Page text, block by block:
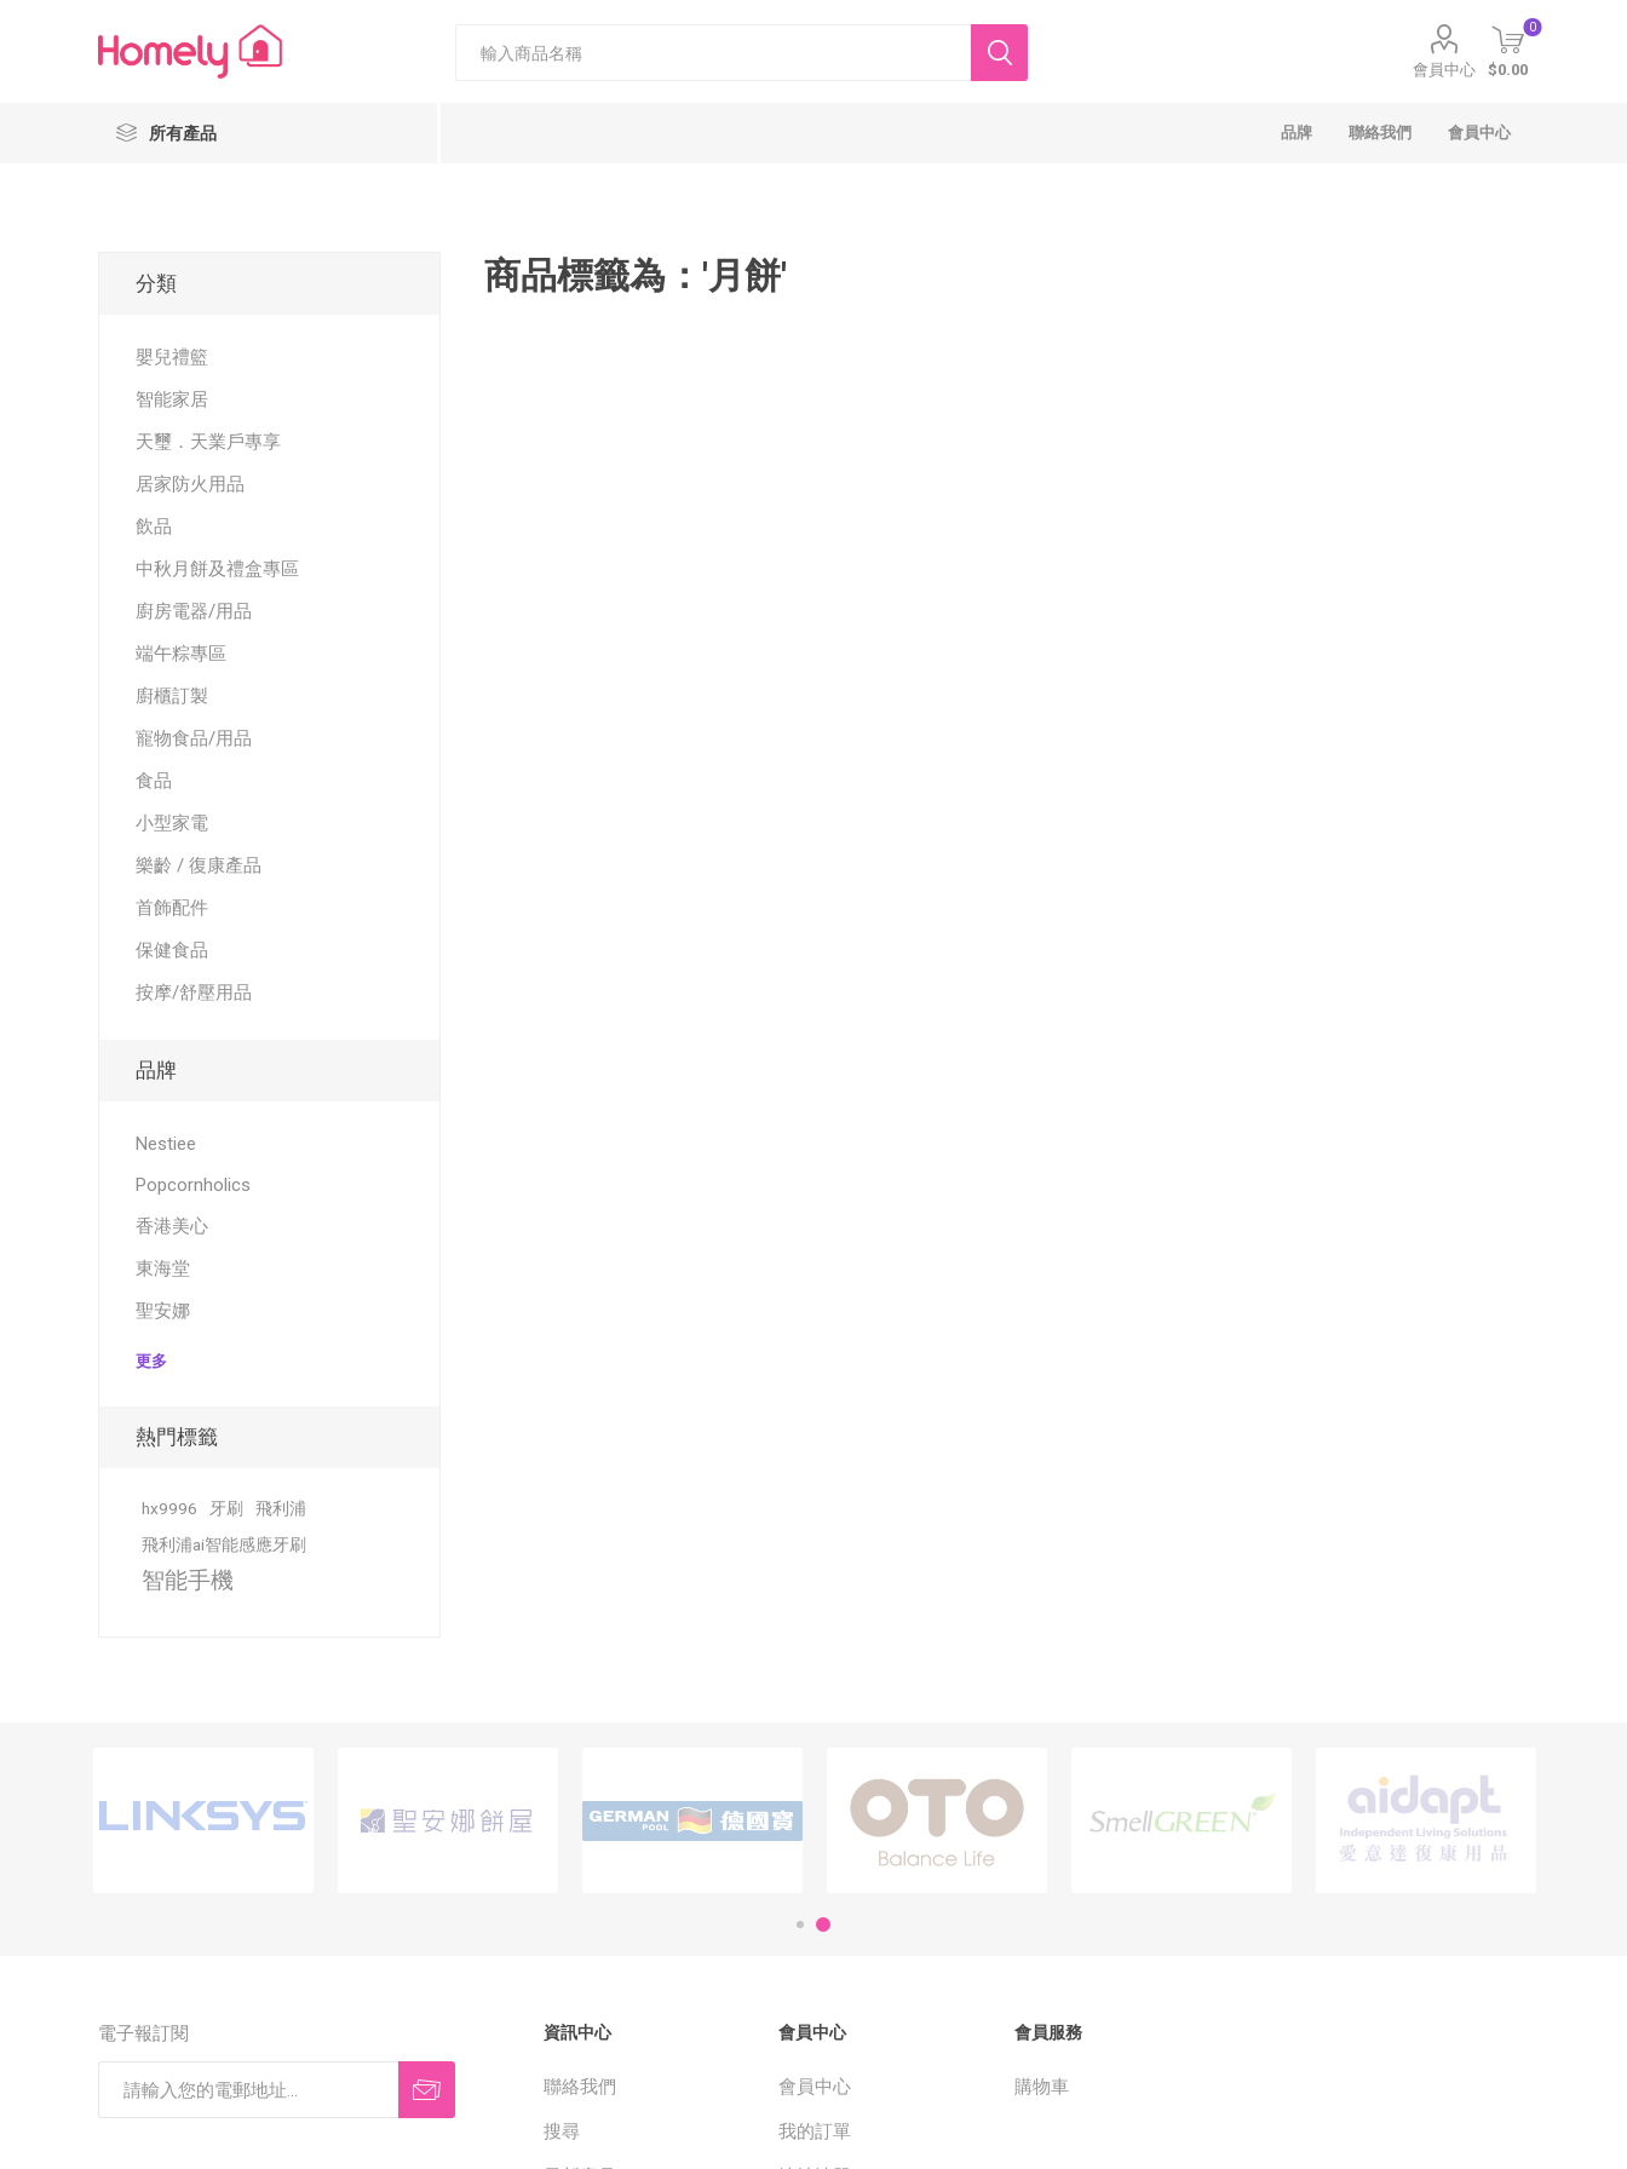
會員中心
0
$0.00
所有產品 品牌
半島酒店
LINKSYS
聯絡我們 會員中心
商品標籤為：'月餅'
分類
嬰兒禮籃
智能家居
天璽．天業戶專享
居家防火用品
飲品
中秋月餅及禮盒專區
廚房電器/用品
端午粽專區
廚櫃訂製
寵物食品/用品
食品
小型家電
樂齡 / 復康產品
首飾配件
保健食品
按摩/舒壓用品
品牌
Nestiee
Popcornholics
香港美心
東海堂
聖安娜
更多
熱門標籤
hx9996 牙刷
飛利浦
飛利浦ai智能感應牙刷
智能手機
電子報訂閱 資訊中心
聯絡我們
搜尋
會員中心
會員中心
我的訂單
會員服務
購物車